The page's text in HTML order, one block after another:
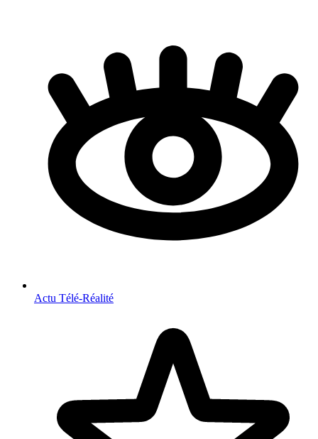
Actu Télé-Réalité